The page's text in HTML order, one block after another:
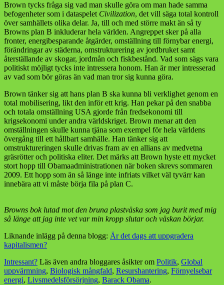
Brown tycks fråga sig vad man skulle göra om man hade samma
befogenheter som i dataspelet Civilization, det vill säga total kontroll
över samhällets olika delar. Ja, till och med större makt än så ty
Browns plan B inkluderar hela världen. Angreppet sker på alla
fronter, energibesparande åtgärder, omställning till förnybar energi,
förändringar av städerna, omstrukturering av jordbruket samt
återställande av skogar, jordmån och fiskbestånd. Vad som sägs vara
politiskt möjligt tycks inte intressera honom. Han är mer intresserad
av vad som bör göras än vad man tror sig kunna göra.
Brown tänker sig att hans plan B ska kunna bli verklighet genom en
total mobilisering, likt den inför ett krig. Han pekar på den snabba
och totala omställning USA gjorde från fredsekonomi till
krigsekonomi under andra världskriget. Brown menar att den
omställningen skulle kunna tjäna som exempel för hela världens
övergång till ett hållbart samhälle. Han tänker sig att
omstruktureringen skulle drivas fram av en allians av medvetna
gräsrötter och politiska eliter. Det märks att Brown hyste ett mycket
stort hopp till Obamaadministrationen när boken skrevs sommaren
2009. Ett hopp som än så länge inte infriats vilket väl tyvärr kan
innebära att vi måste börja fila på plan C.
Browns bok lutad mot den bruna plastväska som jag burit med mig
så länge att jag inte vet var min kropp slutar och väskan börjar.
Liknande inlägg på denna blogg: Är det dags att uppgradera
kapitalismen?
Intressant? Läs även andra bloggares åsikter om Politik, Global
uppvärmning, Biologisk mångfald, Resurshantering, Förnyelsebar
energi, Livsmedelsförsörjning, Barack Obama.